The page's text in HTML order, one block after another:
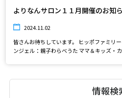
よりなんサロン１１月開催のお知
2024.11.02
皆さんお待ちしています。 ヒッポファミリークラブ岡崎：多言語遊び リトルエ
ンジェル：親子わらべうた ママ＆キッズ・カフェ：
情報検